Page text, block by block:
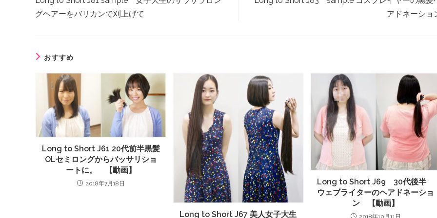
グヘアーをバリカンで刈上げて
アドネーショ
おすすめ
Long to Short J61 20代前半黒髪
OLセミロングからバッサリショ
ートに。 【動画】
2018年7月18日
Long to Short J67 美人女子大生
Long to Short J69 30代後半
ウェブライターのヘアドネーショ
ン 【動画】
2018年10月11日